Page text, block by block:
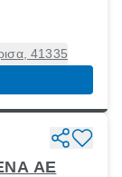
41335
ΑΕ